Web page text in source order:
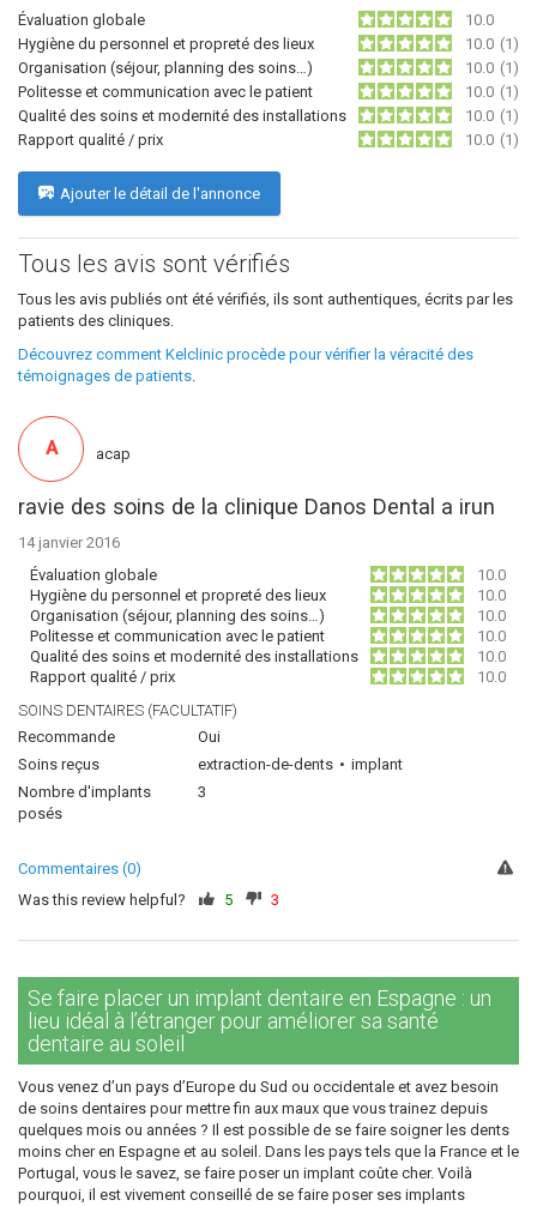
Évaluation globale
10.0
Hygiène du personnel et propreté des lieux
10.0 (1)
Organisation (séjour, planning des soins…)
10.0 (1)
Politesse et communication avec le patient
10.0 (1)
Qualité des soins et modernité des installations
10.0 (1)
Rapport qualité / prix
10.0 (1)
Ajouter le détail de l'annonce
Tous les avis sont vérifiés
Tous les avis publiés ont été vérifiés, ils sont authentiques, écrits par les
patients des cliniques.
Découvrez comment Kelclinic procède pour vérifier la véracité des
témoignages de patients.
ravie des soins de la clinique Danos Dental a irun
14 janvier 2016
Évaluation globale
10.0
Hygiène du personnel et propreté des lieux
10.0
Organisation (séjour, planning des soins…)
10.0
Politesse et communication avec le patient
10.0
Qualité des soins et modernité des installations
10.0
Rapport qualité / prix
10.0
SOINS DENTAIRES (FACULTATIF)
Recommande
Oui
Soins reçus
extraction-de-dents
implant
Nombre d'implants
posés
3
A acap
Commentaires (0)
Was this review helpful?
5 3
Se faire placer un implant dentaire en Espagne : un
lieu idéal à l’étranger pour améliorer sa santé
dentaire au soleil
Vous venez d’un pays d’Europe du Sud ou occidentale et avez besoin
de soins dentaires pour mettre fin aux maux que vous trainez depuis
quelques mois ou années ? Il est possible de se faire soigner les dents
moins cher en Espagne et au soleil. Dans les pays tels que la France et le
Portugal, vous le savez, se faire poser un implant coûte cher. Voilà
pourquoi, il est vivement conseillé de se faire poser ses implants